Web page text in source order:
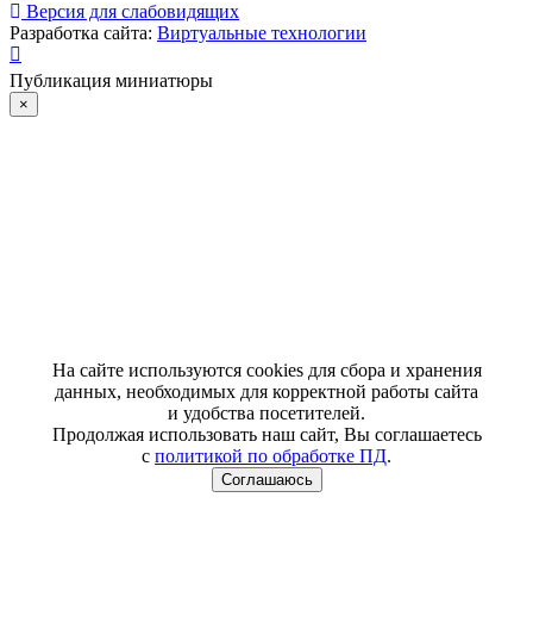
Версия для слабовидящих
Разработка сайта: Виртуальные технологии
Публикация миниатюры
×
На сайте используются cookies для сбора и хранения
данных, необходимых для корректной работы сайта
и удобства посетителей.
Продолжая использовать наш сайт, Вы соглашаетесь
с политикой по обработке ПД.
Соглашаюсь